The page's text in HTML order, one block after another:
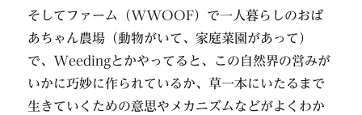
そしてファーム（WWOOF）で一人暮らしのおば
あちゃん農場（動物がいて、家庭菜園があって）
で、Weedingとかやってると、この自然界の営みが
いかに巧妙に作られているか、草一本にいたるまで
生きていくための意思やメカニズムなどがよくわか